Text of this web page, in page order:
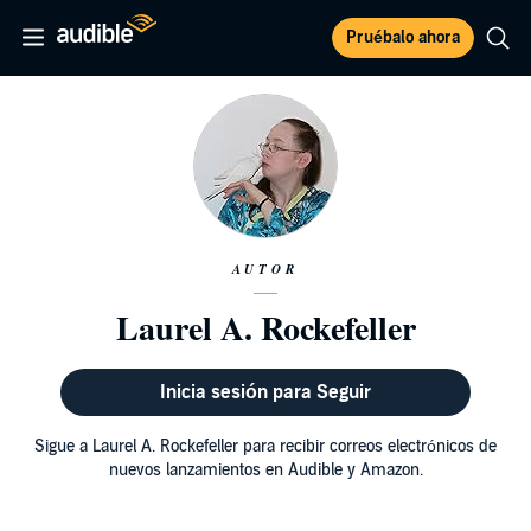
Pruébalo ahora
AUTOR
Laurel A. Rockefeller
Inicia sesión para Seguir
Sigue a Laurel A. Rockefeller para recibir correos electrónicos de
nuevos lanzamientos en Audible y Amazon.